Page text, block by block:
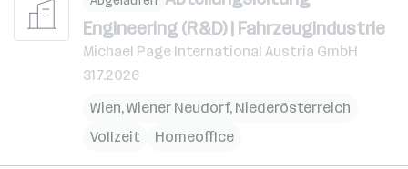
Engineering (R&D) | Fahrzeugindustrie
Michael Page International Austria GmbH
31.7.2026
Wien,Wiener Neudorf, Niederösterreich
Vollzeit
Homeoffice